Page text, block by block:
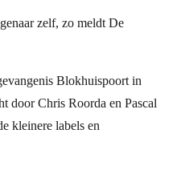
zelf, zo meldt De
Blokhuispoort in
door Chris Roorda en Pascal
kleinere labels en